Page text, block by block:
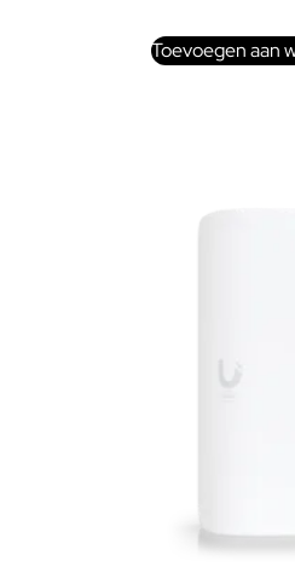
Toevoegen aan